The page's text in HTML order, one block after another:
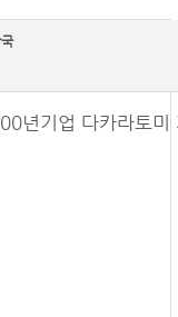
년기업 다카라토미